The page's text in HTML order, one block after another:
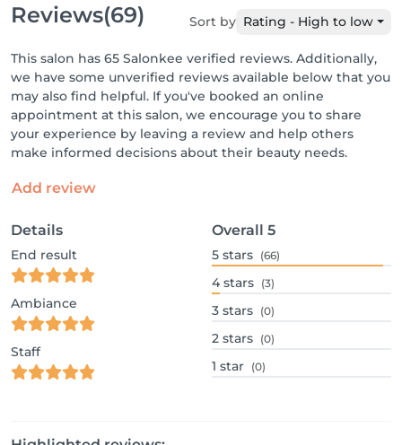
Reviews(69) Sort by Rating - High to low
This salon has 65 Salonkee verified reviews. Additionally,
we have some unverified reviews available below that you
may also find helpful. If you've booked an online
appointment at this salon, we encourage you to share
your experience by leaving a review and help others
make informed decisions about their beauty needs.
Add review
Details
End result
Ambiance
Staff
Overall 5
5 stars (66)
4 stars (3)
3 stars (0)
2 stars (0)
1 star (0)